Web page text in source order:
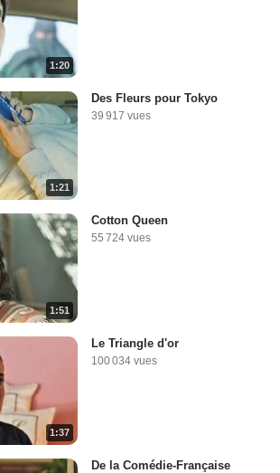
1:20
1:21
Des Fleurs pour Tokyo
39 917 vues
1:51
Cotton Queen
55 724 vues
1:37
Le Triangle d'or
100 034 vues
De la Comédie-Française